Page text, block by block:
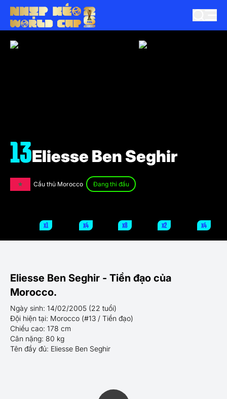
Cầu thủ Morocco Đang thi đấu
13Eliesse Ben Seghir
x1 x4 x8 x2 x4
Eliesse Ben Seghir - Tiền đạo của
Morocco.
Ngày sinh: 14/02/2005 (22 tuổi)
Đội hiện tại: Morocco (#13 / Tiền đạo)
Chiều cao: 178 cm
Cân nặng: 80 kg
Tên đầy đủ: Eliesse Ben Seghir